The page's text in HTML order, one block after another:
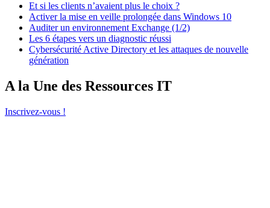
Et si les clients n’avaient plus le choix ?
Activer la mise en veille prolongée dans Windows 10
Auditer un environnement Exchange (1/2)
Les 6 étapes vers un diagnostic réussi
Cybersécurité Active Directory et les attaques de nouvelle
génération
A la Une des Ressources IT
Inscrivez-vous !